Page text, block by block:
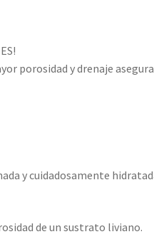
porosidad y drenaje
y cuidadosamente
de un sustrato liviano.